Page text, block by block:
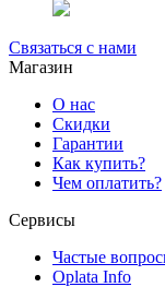
Связаться с нами
Магазин
О нас
Скидки
Гарантии
Как купить?
Чем оплатить?
Сервисы
Частые
Oplata Info